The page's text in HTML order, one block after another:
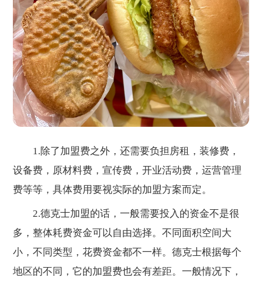
1.除了加盟费之外，还需要负担房租，装修费，
设备费，原材料费，宣传费，开业活动费，运营管理
费等等，具体费用要视实际的加盟方案而定。
2.德克士加盟的话，一般需要投入的资金不是很
多，整体耗费资金可以自由选择。不同面积空间大
小，不同类型，花费资金都不一样。德克士根据每个
地区的不同，它的加盟费也会有差距。一般情况下，